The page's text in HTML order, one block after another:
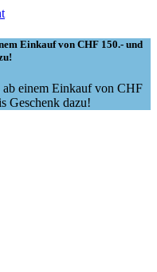
Einkauf von CHF 150.- und
einem Einkauf von CHF
Geschenk dazu!